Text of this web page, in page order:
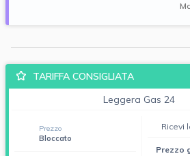
TARIFFA CONSIGLIATA
Leggera Gas 24
Prezzo
Bloccato
Ricevi
Prezzo